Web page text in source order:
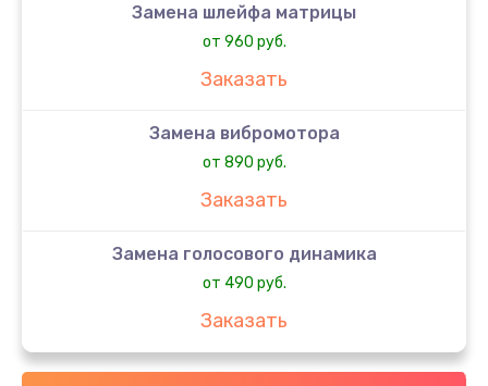
Замена шлейфа матрицы
от 960 руб.
Заказать
Замена вибромотора
от 890 руб.
Заказать
Замена голосового динамика
от 490 руб.
Заказать
Замена датчика приближения